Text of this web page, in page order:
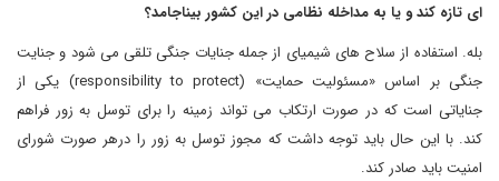
ای تازه کند و یا به مداخله نظامی در این کشور بیناجامد؟
بله. استفاده از سلاح های شیمیای از جمله جنایات جنگی تلقی می شود و جنایت
جنگی بر اساس «مسئولیت حمایت» (responsibility to protect) یکی از
جنایاتی است که در صورت ارتکاب می تواند زمینه را برای توسل به زور فراهم
کند. با این حال باید توجه داشت که مجوز توسل به زور را درهر صورت شورای
امنیت باید صادر کند.